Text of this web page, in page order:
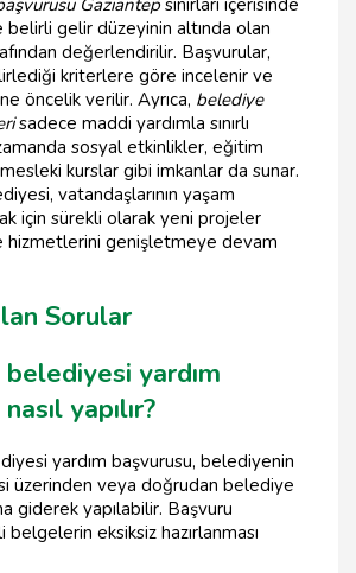
gelir düzeyinin altında olan
değerlendirilir. Başvurular,
kriterlere göre incelenir ve
öncelik verilir. Ayrıca, belediye
sadece maddi yardımla sınırlı
sosyal etkinlikler, eğitim
kurslar gibi imkanlar da sunar.
vatandaşlarının yaşam
için sürekli olarak yeni projeler
hizmetlerini genişletmeye devam
Sorular
yardım
yapılır?
yardım başvurusu, belediyenin
üzerinden veya doğrudan belediye
giderek yapılabilir. Başvuru
belgelerin eksiksiz hazırlanması